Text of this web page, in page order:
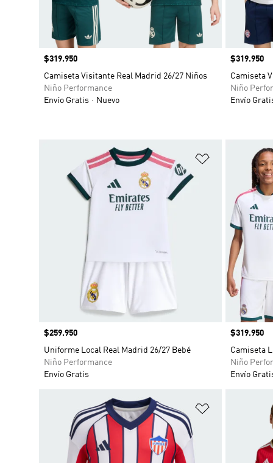
Precio
$319.950
Camiseta Visitante Real Madrid 26/27 Niños
Niño Performance
Envío Gratis
Nuevo
Precio
$319.950
Camiseta
Niño
Envío
Añadir a la
Precio
$259.950
Uniforme Local Real Madrid 26/27 Bebé
Niño Performance
Envío Gratis
Precio
$319.950
Camiseta
Niño
Envío
Añadir a la